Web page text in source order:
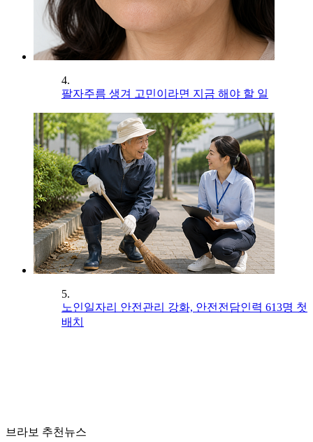
4.
팔자주름 생겨 고민이라면 지금 해야 할 일
5.
노인일자리 안전관리 강화, 안전전담인력 613명 첫
배치
브라보 추천뉴스